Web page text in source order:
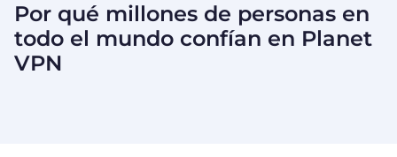
Por qué millones de personas en
todo el mundo confían en Planet
VPN